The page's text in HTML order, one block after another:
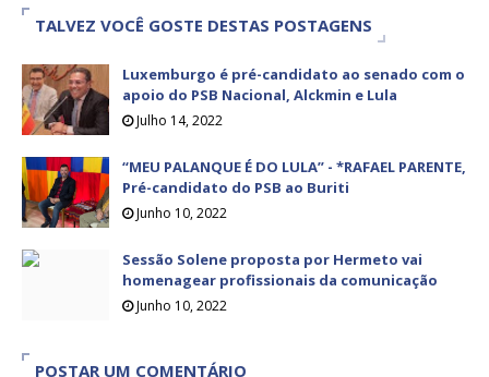
TALVEZ VOCÊ GOSTE DESTAS POSTAGENS
Luxemburgo é pré-candidato ao senado com o
apoio do PSB Nacional, Alckmin e Lula
Julho 14, 2022
“MEU PALANQUE É DO LULA” - *RAFAEL PARENTE,
Pré-candidato do PSB ao Buriti
Junho 10, 2022
Sessão Solene proposta por Hermeto vai
homenagear profissionais da comunicação
Junho 10, 2022
POSTAR UM COMENTÁRIO